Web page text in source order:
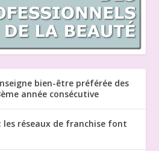
bien-être préférée des
année consécutive
réseaux de franchise font